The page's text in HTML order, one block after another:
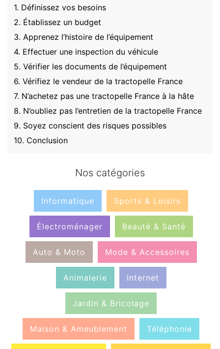
1. Définissez vos besoins
2. Établissez un budget
3. Apprenez l’histoire de l’équipement
4. Effectuer une inspection du véhicule
5. Vérifier les documents de l’équipement
6. Vérifiez le vendeur de la tractopelle France
7. N’achetez pas une tractopelle France à la hâte
8. N’oubliez pas l’entretien de la tractopelle France
9. Soyez conscient des risques possibles
10. Conclusion
Nos catégories
Informatique Sports & Loisirs
Électroménager Beauté & Santé
Auto & Moto Mode & Accessoires
Animalerie Internet
Jardin & Bricolage
Maison & Ameublement Téléphonie